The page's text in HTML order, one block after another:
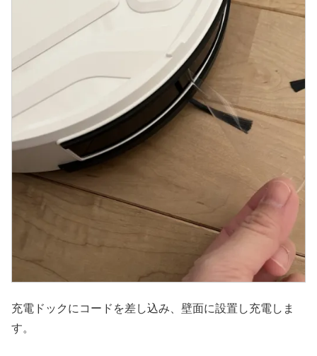
充電ドックにコードを差し込み、壁面に設置し充電しま
す。